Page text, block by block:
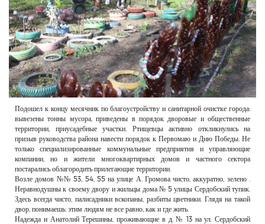
Подошел к концу месячник по благоустройству и санитарной очистке города:
вывезены тонны мусора, приведены в порядок дворовые и общественные
территории, приусадебные участки. Ртищевцы активно откликнулись на
призыв руководства района навести порядок к Первомаю и Дню Победы. Не
только специализированные коммунальные предприятия и управляющие
компании, но и жители многоквартирных домов и частного сектора
постарались облагородить прилегающие территории.
Возле домов №№ 53, 54, 55 на улице А. Громова чисто, аккуратно, зелено .
Неравнодушны к своему двору и жильцы дома № 5 улицы Сердобский тупик.
Здесь всегда чисто, палисадники вскопаны, разбиты цветники. Глядя на такой
двор, понимаешь: этим людям не все равно, как и где жить.
Надежда и Анатолий Терешины, проживающие в д. № 13 на ул. Сердобский